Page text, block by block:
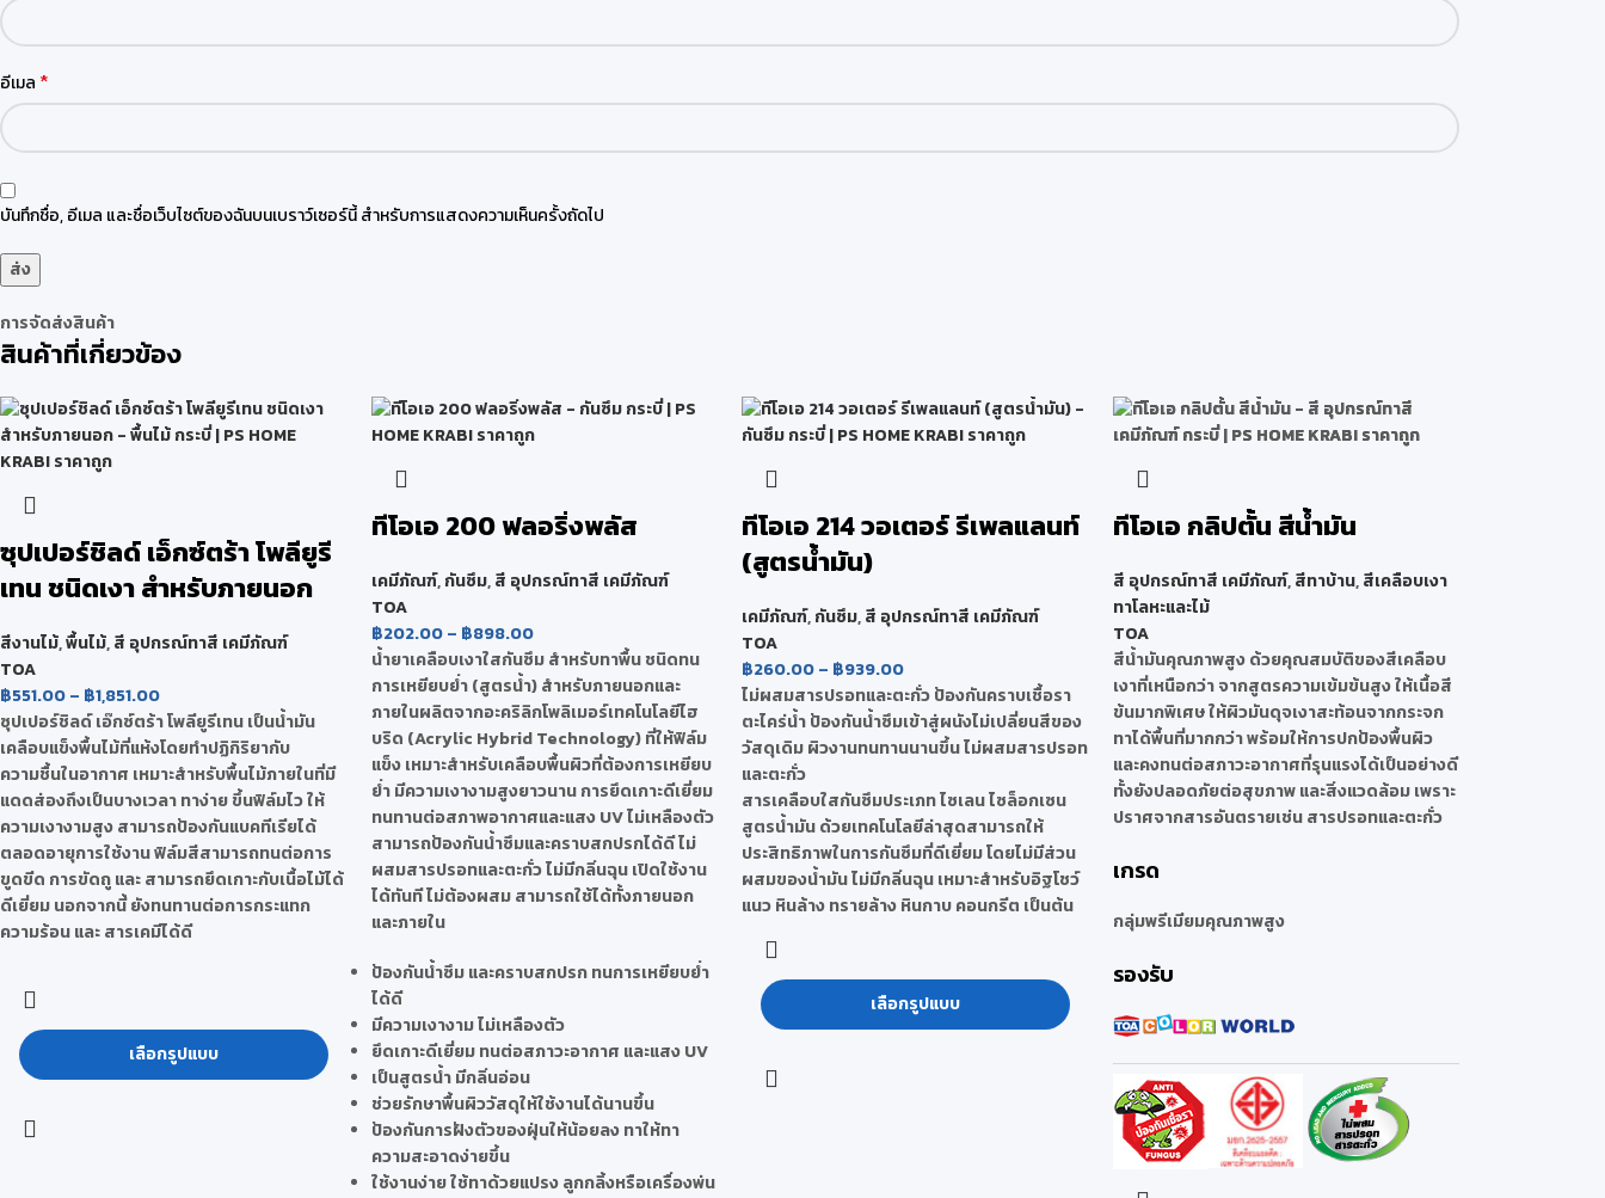
อีเมล *
บันทึกชื่อ, อีเมล และชื่อเว็บไซต์ของฉันบนเบราว์เซอร์นี้ สำหรับการแสดงความเห็นครั้งถัดไป
การจัดส่งสินค้า
สินค้าที่เกี่ยวข้อง
ซุปเปอร์ชิลด์ เอ็กซ์ตร้า โพลียูรี
เทน ชนิดเงา สำหรับภายนอก
สีงานไม้,พื้นไม้,สี อุปกรณ์ทาสี เคมีภัณฑ์
TOA
฿551.00– ฿1,851.00
ซุปเปอร์ชิลด์ เอ๊กซ์ตร้า โพลียูรีเทน เป็นน้ำมัน
เคลือบแข็งพื้นไม้ที่แห้งโดยทำปฏิกิริยากับ
ความชื้นในอากาศ เหมาะสำหรับพื้นไม้ภายในที่มี
แดดส่องถึงเป็นบางเวลา ทาง่าย ขึ้นฟิล์มไว ให้
ความเงางามสูง สามารถป้องกันแบคทีเรียได้
ตลอดอายุการใช้งาน ฟิล์มสีสามารถทนต่อการ
ขูดขีด การขัดถู และ สามารถยึดเกาะกับเนื้อไม้ได้
ดีเยี่ยม นอกจากนี้ ยังทนทานต่อการกระแทก
ความร้อน และ สารเคมีได้ดี
เลือกรูปแบบ
ทีโอเอ 200 ฟลอริ่งพลัส
เคมีภัณฑ์, กันซึม, สี อุปกรณ์ทาสี เคมีภัณฑ์
TOA
฿202.00 – ฿898.00
น้ำยาเคลือบเงาใสกันซึม สำหรับทาพื้น ชนิดทน
การเหยียบย่ำ (สูตรน้ำ) สำหรับภายนอกและ
ภายในผลิตจากอะคริลิกโพลิเมอร์เทคโนโลยีไฮ
บริด (Acrylic Hybrid Technology) ที่ให้ฟิล์ม
แข็ง เหมาะสำหรับเคลือบพื้นผิวที่ต้องการเหยียบ
ย่ำ มีความเงางามสูงยาวนาน การยึดเกาะดีเยี่ยม
ทนทานต่อสภาพอากาศและแสง UV ไม่เหลืองตัว
สามารถป้องกันน้ำซึมและคราบสกปรกได้ดี ไม่
ผสมสารปรอทและตะกั่ว ไม่มีกลิ่นฉุน เปิดใช้งาน
ได้ทันที ไม่ต้องผสม สามารถใช้ได้ทั้งภายนอก
และภายใน
ป้องกันน้ำซึม และคราบสกปรก ทนการเหยียบย่ำ
ได้ดี
มีความเงางาม ไม่เหลืองตัว
ยึดเกาะดีเยี่ยม ทนต่อสภาวะอากาศ และแสง UV
เป็นสูตรน้ำ มีกลิ่นอ่อน
ช่วยรักษาพื้นผิววัสดุให้ใช้งานได้นานขึ้น
ป้องกันการฝังตัวของฝุ่นให้น้อยลง ทาให้ทา
ความสะอาดง่ายขึ้น
ใช้งานง่าย ใช้ทาด้วยแปรง ลูกกลิ้งหรือเครื่องพ่น
ทีโอเอ 214 วอเตอร์ รีเพลแลนท์
(สูตรน้ำมัน)
เคมีภัณฑ์,กันซึม,สี อุปกรณ์ทาสี เคมีภัณฑ์
TOA
฿260.00– ฿939.00
ไม่ผสมสารปรอทและตะกั่ว ป้องกันคราบเชื้อรา
ตะไคร่น้ำ ป้องกันน้ำซึมเข้าสู่ผนังไม่เปลี่ยนสีของ
วัสดุเดิม ผิวงานทนทานนานขึ้น ไม่ผสมสารปรอท
และตะกั่ว
สารเคลือบใสกันซึมประเภท ไซเลน ไซล็อกเซน
สูตรน้ำมัน ด้วยเทคโนโลยีล่าสุดสามารถให้
ประสิทธิภาพในการกันซึมที่ดีเยี่ยม โดยไม่มีส่วน
ผสมของน้ำมัน ไม่มีกลิ่นฉุน เหมาะสำหรับอิฐโชว์
แนว หินล้าง ทรายล้าง หินกาบ คอนกรีต เป็นต้น
เลือกรูปแบบ
ทีโอเอ กลิปตั้น สีน้ำมัน
สี อุปกรณ์ทาสี เคมีภัณฑ์, สีทาบ้าน, สีเคลือบเงา
ทาโลหะและไม้
TOA
สีน้ำมันคุณภาพสูง ด้วยคุณสมบัติของสีเคลือบ
เงาที่เหนือกว่า จากสูตรความเข้มข้นสูง ให้เนื้อสี
ข้นมากพิเศษ ให้ผิวมันดุจเงาสะท้อนจากกระจก
ทาได้พื้นที่มากกว่า พร้อมให้การปกป้องพื้นผิว
และคงทนต่อสภาวะอากาศที่รุนแรงได้เป็นอย่างดี
ทั้งยังปลอดภัยต่อสุขภาพ และสิ่งแวดล้อม เพราะ
ปราศจากสารอันตรายเช่น สารปรอทและตะกั่ว
เกรด
กลุ่มพรีเมียมคุณภาพสูง
รองรับ